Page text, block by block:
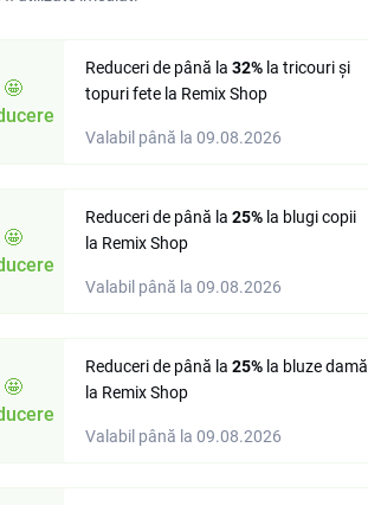
🤩
Reduceri de până la 32%la tricouri și
topuri fete la Remix Shop
Valabil până la 09.08.2026
🤩
Reduceri de până la 25%la blugi copii
la Remix Shop
Valabil până la 09.08.2026
🤩
Reduceri de până la 25%la bluze damă
la Remix Shop
Valabil până la 09.08.2026